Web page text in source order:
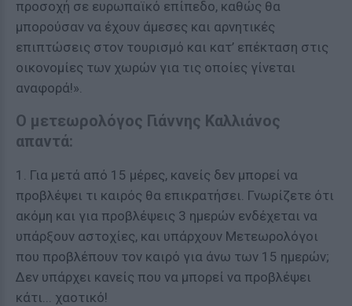
προσοχή σε ευρωπαϊκό επίπεδο, καθώς θα
μπορούσαν να έχουν άμεσες και αρνητικές
επιπτώσεις στον τουρισμό και κατ’ επέκταση στις
οικονομίες των χωρών για τις οποίες γίνεται
αναφορά!».
Ο μετεωρολόγος Γιάννης Καλλιάνος
απαντά:
1. Για μετά από 15 μέρες, κανείς δεν μπορεί να
προβλέψει τι καιρός θα επικρατήσει. Γνωρίζετε ότι
ακόμη και για προβλέψεις 3 ημερών ενδέχεται να
υπάρξουν αστοχίες, και υπάρχουν Μετεωρολόγοι
που προβλέπουν τον καιρό για άνω των 15 ημερών;
Δεν υπάρχει κανείς που να μπορεί να προβλέψει
κάτι... χαοτικό!